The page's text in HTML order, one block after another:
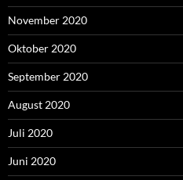
November 2020
Oktober 2020
September 2020
August 2020
Juli 2020
Juni 2020